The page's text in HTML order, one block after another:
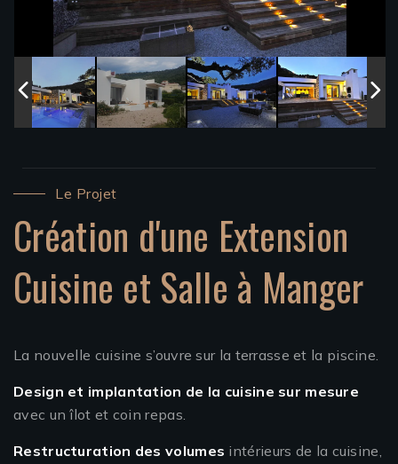
Le Projet
Création d'une Extension
Cuisine et Salle à Manger
La nouvelle cuisine s’ouvre sur la terrasse et la piscine.
Design et implantation de la cuisine sur mesure
avec un îlot et coin repas.
Restructuration des volumes intérieurs de la cuisine,